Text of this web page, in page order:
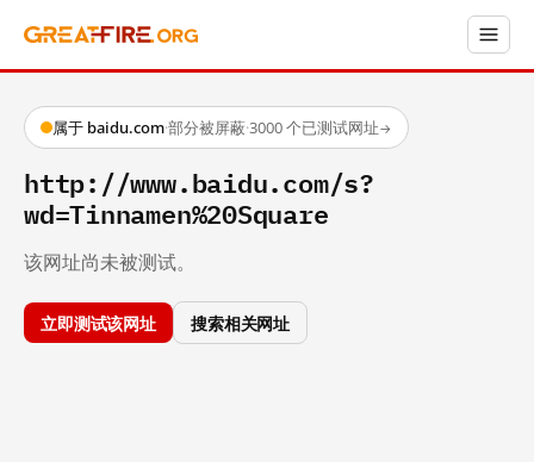
属于 baidu.com·部分被屏蔽·3000 个已测试网址→
http://www.baidu.com/s?
wd=Tinnamen%20Square
该网址尚未被测试。
立即测试该网址 搜索相关网址